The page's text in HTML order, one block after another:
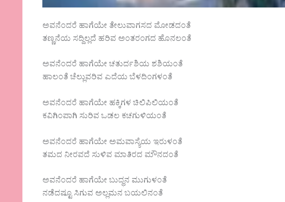
ಅವನೆಂದರೆ ಹಾಗೆಯೇ ತೇಲುವಾಗಸದ ಮೋಡದಂತೆ
ತಣ್ಣನೆಯ ಸದ್ದಿಲ್ಲದೆ ಹರಿವ ಅಂತರಂಗದ ಹೊನಲಂತೆ
ಅವನೆಂದರೆ ಹಾಗೆಯೇ ಚತುರ್ದಶಿಯ ಶಶಿಯಂತೆ
ಹಾಲಂತೆ ಚೆಲ್ಲುವರಿವ ಎದೆಯ ಬೆಳದಿಂಗಳಂತೆ
ಅವನೆಂದರೆ ಹಾಗೆಯೇ ಹಕ್ಕಿಗಳ ಚಿಲಿಪಿಲಿಯಂತೆ
ಕವಿಗಿಂಪಾಗಿ ಸುರಿವ ಒಡಲ ಕಚಗುಳಿಯಂತೆ
ಅವನೆಂದರೆ ಹಾಗೆಯೇ ಅಮವಾಸ್ಯೆಯ ಇರುಳಂತೆ
ತಮದ ನೀರವದೆ ಸುಳಿವ ಮಾತಿರದ ಮೌನದಂತೆ
ಅವನೆಂದರೆ ಹಾಗೆಯೇ ಬುದ್ಧನ ಮುಗುಳಂತೆ
ನಡೆದಷ್ಟೂ ಸಿಗುವ ಅಲ್ಲಮನ ಬಯಲಿನಂತೆ